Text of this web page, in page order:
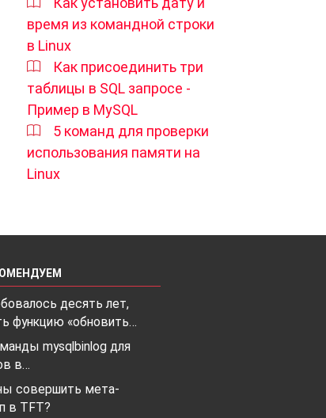
время из командной строки
в Linux
Как присоединить три
таблицы в SQL запросе -
Пример в MySQL
5 команд для проверки
использования памяти на
Linux
десять лет,
функцию «обновить…
mysqlbinlog для
в…
совершить мета-
в TFT?